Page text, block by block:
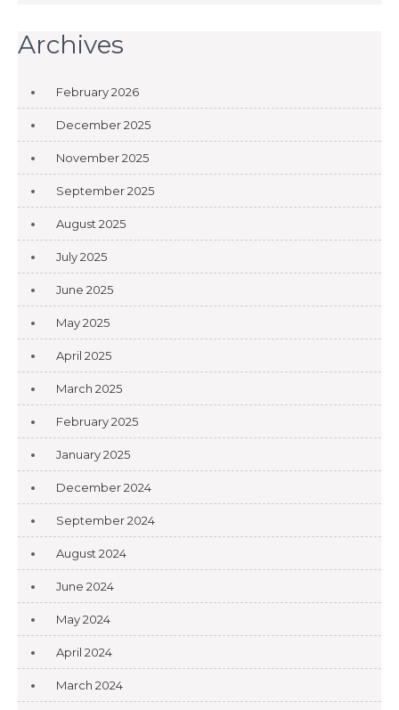
Archives
February 2026
December 2025
November 2025
September 2025
August 2025
July 2025
June 2025
May 2025
April 2025
March 2025
February 2025
January 2025
December 2024
September 2024
August 2024
June 2024
May 2024
April 2024
March 2024